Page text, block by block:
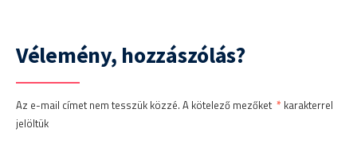
Vélemény, hozzászólás?
Az e-mail címet nem tesszük közzé. A kötelező mezőket * karakterrel
jelöltük